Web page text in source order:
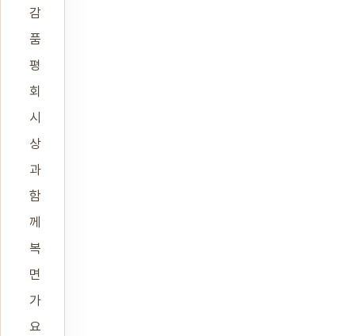
감
품
평
회
시
상
과
함
께
복
면
가
요